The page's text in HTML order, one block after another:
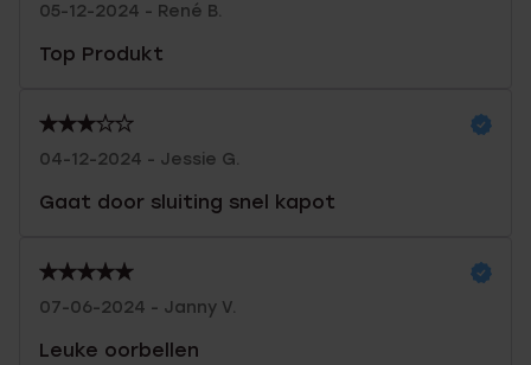
05-12-2024 - René B.
Top Produkt
04-12-2024 - Jessie G.
Gaat door sluiting snel kapot
07-06-2024 - Janny V.
Leuke oorbellen